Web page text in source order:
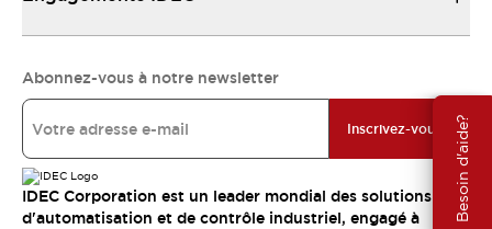
Besoin d'aide?
Abonnez-vous à notre newsletter
Inscrivez-vous
IDEC Corporation est un leader mondial des solutions
d'automatisation et de contrôle industriel, engagé à